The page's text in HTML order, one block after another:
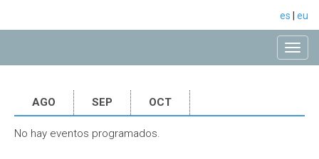
es eu
AGO SEP OCT
No hay eventos programados.